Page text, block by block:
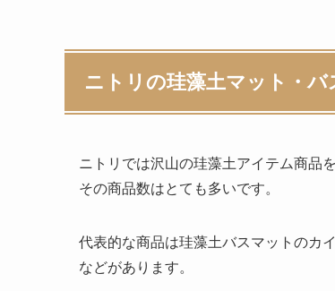
ニトリの珪藻土マット・バ
ニトリでは沢山の珪藻土アイテム商品
その商品数はとても多いです。
代表的な商品は珪藻土バスマットのカ
などがあります。